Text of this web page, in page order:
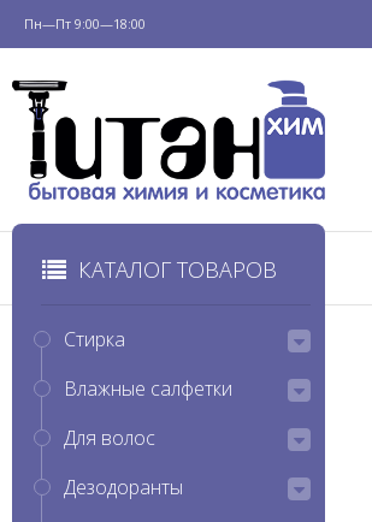
Пн—Пт 9:00—18:00
КАТАЛОГ ТОВАРОВ
Стирка
Влажные салфетки
Для волос
Дезодоранты